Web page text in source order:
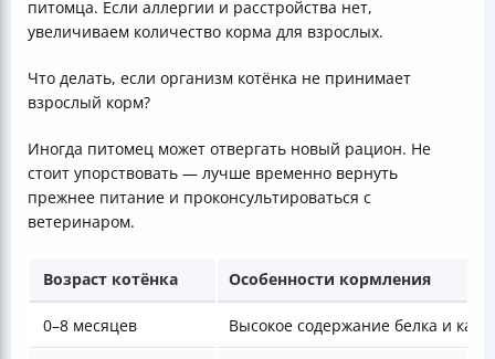
питомца. Если аллергии и расстройства нет,
увеличиваем количество корма для взрослых.
Что делать, если организм котёнка не принимает
взрослый корм?
Иногда питомец может отвергать новый рацион. Не
стоит упорствовать — лучше временно вернуть
прежнее питание и проконсультироваться с
ветеринаром.
Возраст котёнка Особенности кормления
0–8 месяцев Высокое содержание белка и